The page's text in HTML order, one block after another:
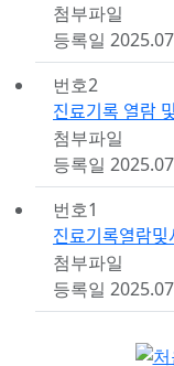
첨부파일
등록일
번호2
진료기록 열람
첨부파일
등록일
번호1
첨부파일
등록일